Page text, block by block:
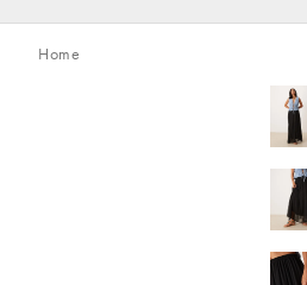
Home